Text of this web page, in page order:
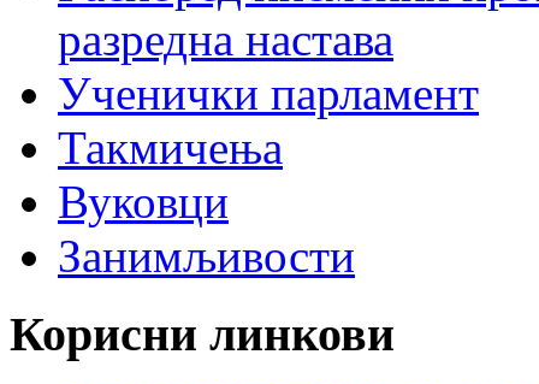
разредна настава
Ученички парламент
Такмичења
Вуковци
Занимљивости
Корисни линкови